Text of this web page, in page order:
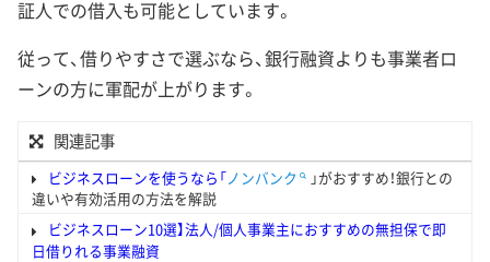
証人での借入も可能としています。
従って、借りやすさで選ぶなら、銀行融資よりも事業者ロ
ーンの方に軍配が上がります。
関連記事
ビジネスローンを使うなら「ノンバンク
」がおすすめ！銀行との
違いや有効活用の方法を解説
ビジネスローン10選】法人/個人事業主におすすめの無担保で即
日借りれる事業融資